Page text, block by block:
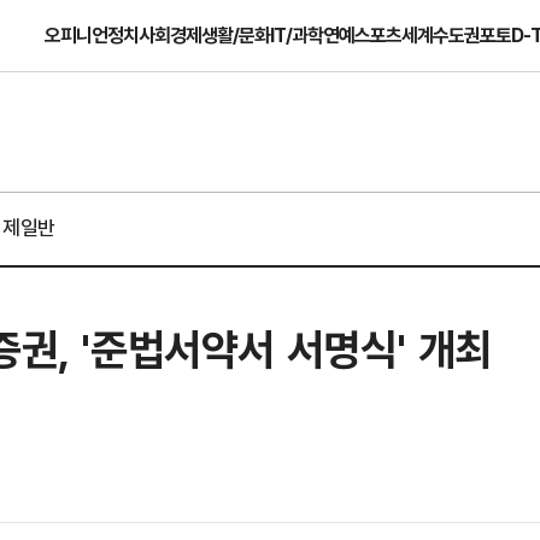
오피니언정치사회경제생활/문화IT/과학연예스포츠세계수도권포토D-
일반
, '준법서약서 서명식' 개최